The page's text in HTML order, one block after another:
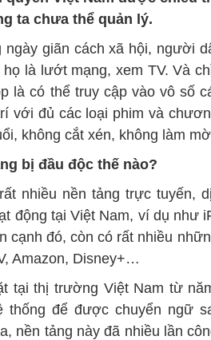
ta chưa thể quản lý.
ngày giãn cách xã hội, người
họ là lướt mạng, xem TV. Và
là có thể truy cập vào vô số
với đủ các loại phim và
không cắt xén, không làm
bị đầu độc thế nào?
nhiều nền tảng trực tuyến,
động tại Việt Nam, ví dụ như
cạnh đó, còn có rất nhiều
Amazon, Disney+…
tại thị trường Việt Nam từ
thống để được chuyển ngữ
nền tảng này đã nhiều lần